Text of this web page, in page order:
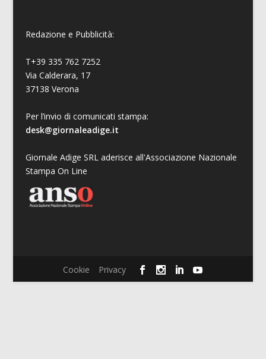
Redazione e Pubblicità:
T+39 335 762 7252
Via Calderara, 17
37138 Verona
Per l’invio di comunicati stampa:
desk@giornaleadige.it
Giornale Adige SRL aderisce all'Associazione Nazionale
Stampa On Line
Cookie Privacy